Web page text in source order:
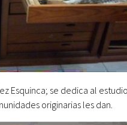
Esquinca; se dedica al
originarias les dan.